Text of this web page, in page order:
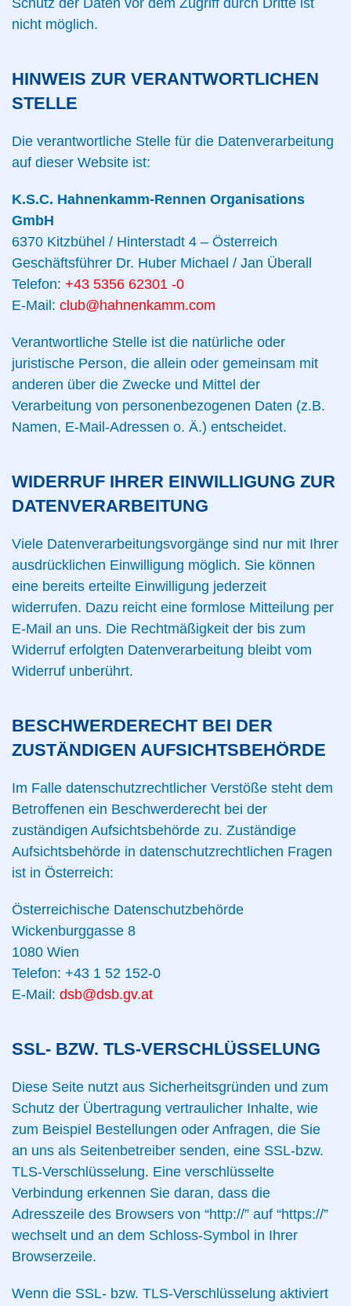
Schutz der Daten vor dem Zugriff durch Dritte ist
nicht möglich.
HINWEIS ZUR VERANTWORTLICHEN
STELLE
Die verantwortliche Stelle für die Datenverarbeitung
auf dieser Website ist:
K.S.C. Hahnenkamm-Rennen Organisations
GmbH
6370 Kitzbühel / Hinterstadt 4 – Österreich
Geschäftsführer Dr. Huber Michael / Jan Überall
Telefon: +43 5356 62301 -0
E-Mail: club@hahnenkamm.com
Verantwortliche Stelle ist die natürliche oder
juristische Person, die allein oder gemeinsam mit
anderen über die Zwecke und Mittel der
Verarbeitung von personenbezogenen Daten (z.B.
Namen, E-Mail-Adressen o. Ä.) entscheidet.
WIDERRUF IHRER EINWILLIGUNG ZUR
DATENVERARBEITUNG
Viele Datenverarbeitungsvorgänge sind nur mit Ihrer
ausdrücklichen Einwilligung möglich. Sie können
eine bereits erteilte Einwilligung jederzeit
widerrufen. Dazu reicht eine formlose Mitteilung per
E-Mail an uns. Die Rechtmäßigkeit der bis zum
Widerruf erfolgten Datenverarbeitung bleibt vom
Widerruf unberührt.
BESCHWERDERECHT BEI DER
ZUSTÄNDIGEN AUFSICHTSBEHÖRDE
Im Falle datenschutzrechtlicher Verstöße steht dem
Betroffenen ein Beschwerderecht bei der
zuständigen Aufsichtsbehörde zu. Zuständige
Aufsichtsbehörde in datenschutzrechtlichen Fragen
ist in Österreich:
Österreichische Datenschutzbehörde
Wickenburggasse 8
1080 Wien
Telefon: +43 1 52 152-0
E-Mail: dsb@dsb.gv.at
SSL- BZW. TLS-VERSCHLÜSSELUNG
Diese Seite nutzt aus Sicherheitsgründen und zum
Schutz der Übertragung vertraulicher Inhalte, wie
zum Beispiel Bestellungen oder Anfragen, die Sie
an uns als Seitenbetreiber senden, eine SSL-bzw.
TLS-Verschlüsselung. Eine verschlüsselte
Verbindung erkennen Sie daran, dass die
Adresszeile des Browsers von “http://” auf “https://”
wechselt und an dem Schloss-Symbol in Ihrer
Browserzeile.
Wenn die SSL- bzw. TLS-Verschlüsselung aktiviert